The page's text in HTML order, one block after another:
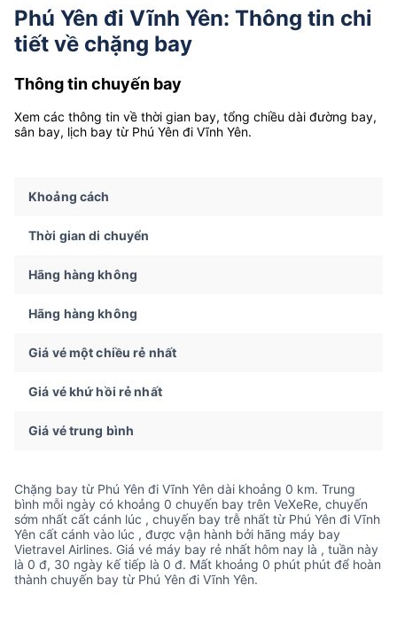
Phú Yên đi Vĩnh Yên: Thông tin chi
tiết về chặng bay
Thông tin chuyến bay
Xem các thông tin về thời gian bay, tổng chiều dài đường bay,
sân bay, lịch bay từ Phú Yên đi Vĩnh Yên.
Khoảng cách
Thời gian di chuyển
Hãng hàng không
Hãng hàng không
Giá vé một chiều rẻ nhất
Giá vé khứ hồi rẻ nhất
Giá vé trung bình
Chặng bay từ Phú Yên đi Vĩnh Yên dài khoảng 0 km. Trung
bình mỗi ngày có khoảng 0 chuyến bay trên VeXeRe, chuyến
sớm nhất cất cánh lúc , chuyến bay trễ nhất từ Phú Yên đi Vĩnh
Yên cất cánh vào lúc , được vận hành bởi hãng máy bay
Vietravel Airlines. Giá vé máy bay rẻ nhất hôm nay là , tuần này
là 0 đ, 30 ngày kế tiếp là 0 đ. Mất khoảng 0 phút phút để hoàn
thành chuyến bay từ Phú Yên đi Vĩnh Yên.